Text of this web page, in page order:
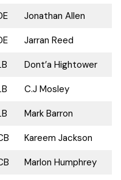
Jonathan Allen
Jarran Reed
Dont’a Hightower
C.J Mosley
Mark Barron
Kareem Jackson
Marlon Humphrey